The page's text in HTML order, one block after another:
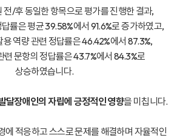
전/후 동일한 항목으로 평가를 진행한 결과,
률은 평균 39.58%에서 91.6%로 증가하였고,
역량 관련 정답률은 46.42%에서 87.3%,
련 문항의 정답률은 43.7%에서 84.3%로
상승하였습니다.
달장애인의 자립에 긍정적인 영향을 미칩니다.
에 적응하고 스스로 문제를 해결하며 자율적인